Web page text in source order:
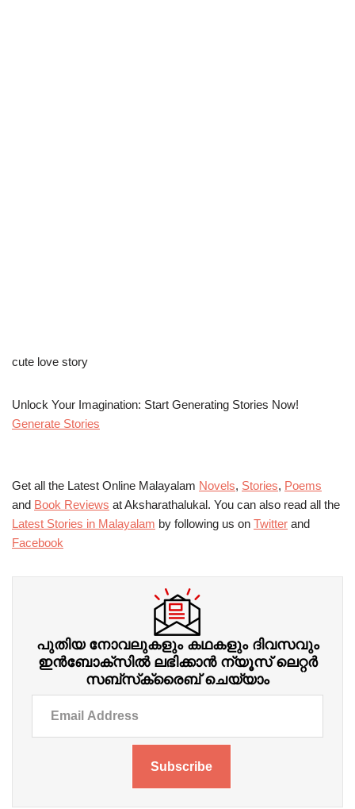
cute love story
Unlock Your Imagination: Start Generating Stories Now!
Generate Stories
Get all the Latest Online Malayalam Novels, Stories, Poems
and Book Reviews at Aksharathalukal. You can also read all the
Latest Stories in Malayalam by following us on Twitter and
Facebook
പുതിയ നോവലുകളും കഥകളും ദിവസവും
ഇന്‍ബോക്‌സില്‍ ലഭിക്കാന്‍ ന്യൂസ് ലെറ്റർ
സബ്‌സ്‌ക്രൈബ് ചെയ്യാം
Subscribe